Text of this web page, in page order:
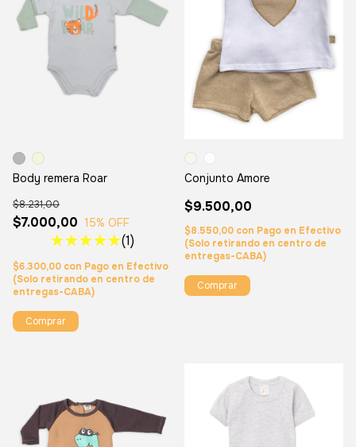
Body remera Roar
$7.000,00
$8.231,00
15% OFF
(1)
$6.300,00 con Pago en Efectivo
(Solo retirando en centro de
entregas-CABA)
Comprar
Conjunto Amore
$9.500,00
$8.550,00 con Pago en Efectivo
(Solo retirando en centro de
entregas-CABA)
Comprar